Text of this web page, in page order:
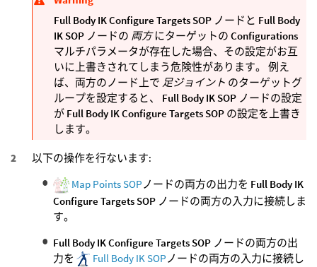
Full Body IK Configure Targets SOP ノードと Full Body
IK SOP ノードの 両方にターゲットの Configurations
マルチパラメータが存在した場合、その設定がお互
いに上書きされてしまう危険性があります。 例え
ば、両方のノード上で 足ジョイント のターゲットグ
ループを設定すると、 Full Body IK SOP ノードの設定
が Full Body IK Configure Targets SOP の設定を上書き
します。
以下の操作を行ないます:
Map Points SOPノードの両方の出力を Full Body IK
Configure Targets SOP ノードの両方の入力に接続しま
す。
Full Body IK Configure Targets SOP ノードの両方の出
力を
Full Body IK SOP ノードの両方の入力に接続し